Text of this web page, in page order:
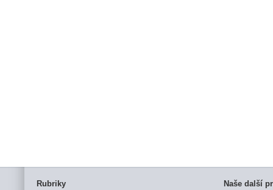
Rubriky Naše další